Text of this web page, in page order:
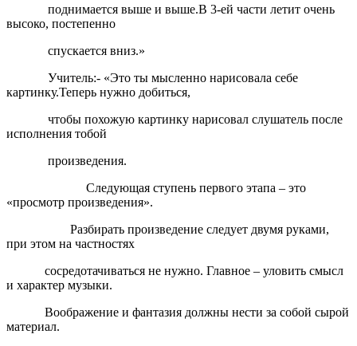
поднимается выше и выше.В 3-ей части летит очень
высоко, постепенно
спускается вниз.»
Учитель:- «Это ты мысленно нарисовала себе
картинку.Теперь нужно добиться,
чтобы похожую картинку нарисовал слушатель после
исполнения тобой
произведения.
Следующая ступень первого этапа – это
«просмотр произведения».
Разбирать произведение следует двумя руками,
при этом на частностях
сосредотачиваться не нужно. Главное – уловить смысл
и характер музыки.
Воображение и фантазия должны нести за собой сырой
материал.